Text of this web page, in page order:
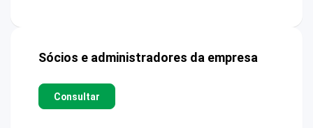
Sócios e administradores da empresa
Consultar